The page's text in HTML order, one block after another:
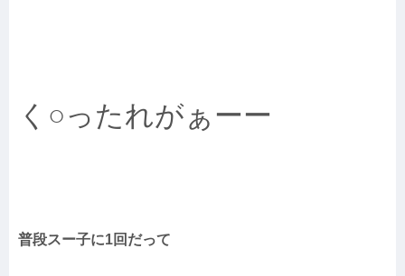
く○ったれがぁーー
普段スー子に1回だって